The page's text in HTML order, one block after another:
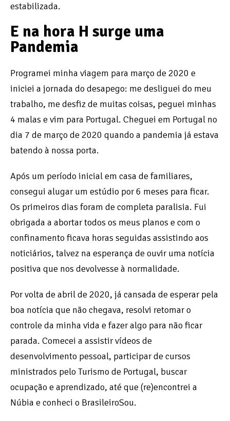
estabilizada.
E na hora H surge uma
Pandemia
Programei minha viagem para março de 2020 e
iniciei a jornada do desapego: me desliguei do meu
trabalho, me desfiz de muitas coisas, peguei minhas
4 malas e vim para Portugal. Cheguei em Portugal no
dia 7 de março de 2020 quando a pandemia já estava
batendo à nossa porta.
Após um período inicial em casa de familiares,
consegui alugar um estúdio por 6 meses para ficar.
Os primeiros dias foram de completa paralisia. Fui
obrigada a abortar todos os meus planos e com o
confinamento ficava horas seguidas assistindo aos
noticiários, talvez na esperança de ouvir uma notícia
positiva que nos devolvesse à normalidade.
Por volta de abril de 2020, já cansada de esperar pela
boa notícia que não chegava, resolvi retomar o
controle da minha vida e fazer algo para não ficar
parada. Comecei a assistir vídeos de
desenvolvimento pessoal, participar de cursos
ministrados pelo Turismo de Portugal, buscar
ocupação e aprendizado, até que (re)encontrei a
Núbia e conheci o BrasileiroSou.